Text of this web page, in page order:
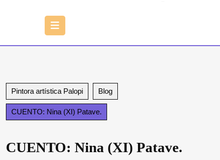
Botón
Pintora artística Palopi Blog
CUENTO: Nina (XI) Patave.
CUENTO: Nina (XI) Patave.